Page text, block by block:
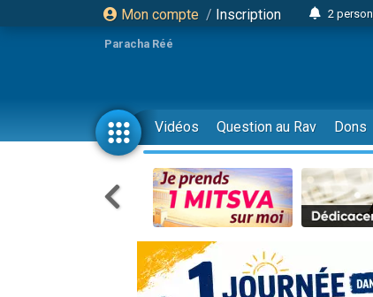
Mon compte / Inscription
2
2
8
4
61
39
Il
Paracha Réé
Vidéos Question au Rav Dons